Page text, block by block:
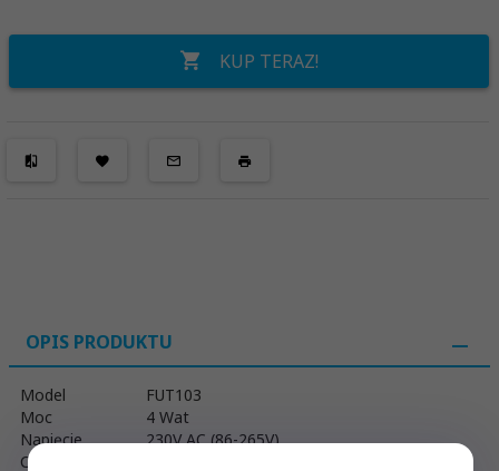
KUP TERAZ!
OPIS PRODUKTU
Model
FUT103
Moc
4 Wat
Napięcie
230V AC (86-265V)
Częstotliwość